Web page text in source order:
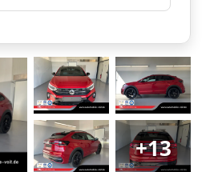
+13